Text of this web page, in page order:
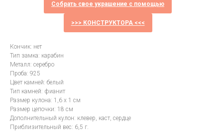
Собрать свое украшение с помощью
>>> КОНСТРУКТОРА <<<
Кончик: нет
Тип замка: карабин
Металл: серебро
Проба: 925
Цвет камней: белый
Тип камней: фианит
Размер кулона: 1,6 х 1 см
Размер цепочки: 18 см
Дополнительный кулон: клевер, каст, сердце
Приблизительный вес: 6,5 г.